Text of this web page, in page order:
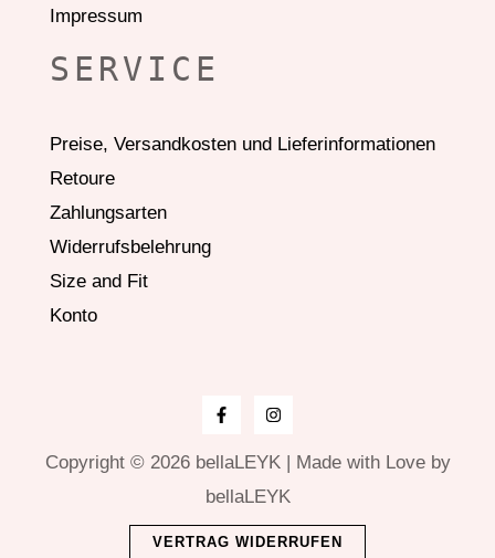
Impressum
SERVICE
Preise, Versandkosten und Lieferinformationen
Retoure
Zahlungsarten
Widerrufsbelehrung
Size and Fit
Konto
Copyright © 2026 bellaLEYK | Made with Love by
bellaLEYK
VERTRAG WIDERRUFEN